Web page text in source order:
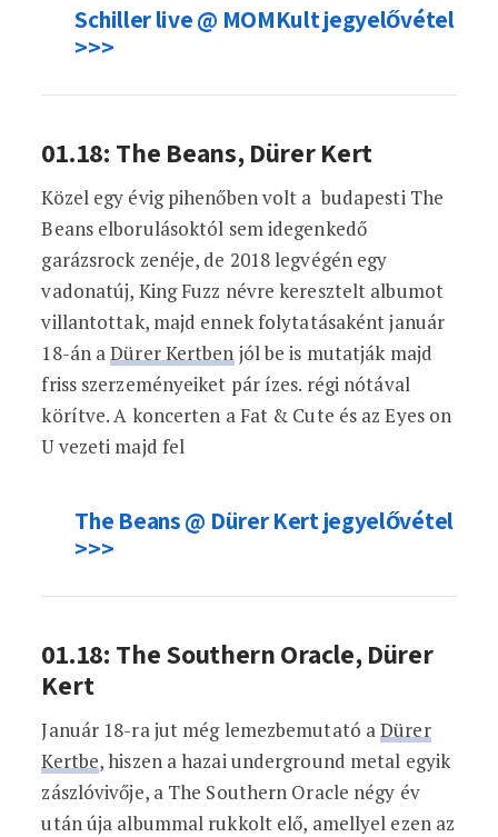
Schiller live @ MOMKult jegyelővétel
>>>
01.18: The Beans, Dürer Kert
Közel egy évig pihenőben volt a budapesti The
Beans elborulásoktól sem idegenkedő
garázsrock zenéje, de 2018 legvégén egy
vadonatúj, King Fuzz névre keresztelt albumot
villantottak, majd ennek folytatásaként január
18-án aDürer Kertben jól be is mutatják majd
friss szerzeményeiket pár ízes. régi nótával
körítve. A koncerten a Fat & Cute és az Eyes on
U vezeti majd fel
The Beans @ Dürer Kert jegyelővétel
>>>
01.18: The Southern Oracle, Dürer
Kert
Január 18-ra jut még lemezbemutató aDürer
Kertbe, hiszen a hazai underground metal egyik
zászlóvivője, a The Southern Oracle négy év
után úja albummal rukkolt elő, amellyel ezen az